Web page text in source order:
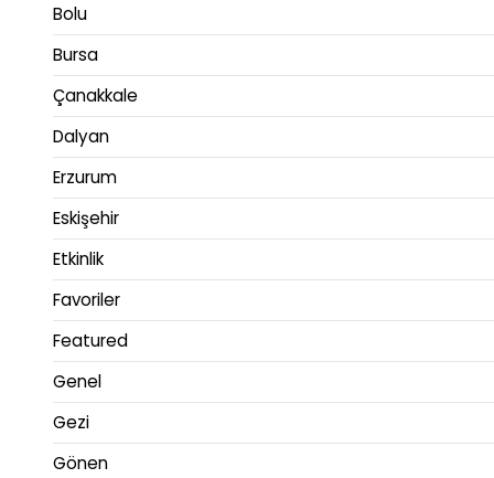
Bolu
Bursa
Çanakkale
Dalyan
Erzurum
Eskişehir
Etkinlik
Favoriler
Featured
Genel
Gezi
Gönen